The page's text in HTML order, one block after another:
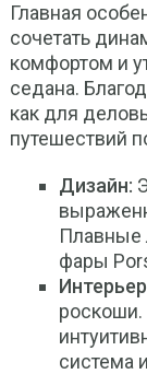
Главная
сочетать
комфортом и
седана.
как для
путешествий
Дизайн:
Плавные
фары
система